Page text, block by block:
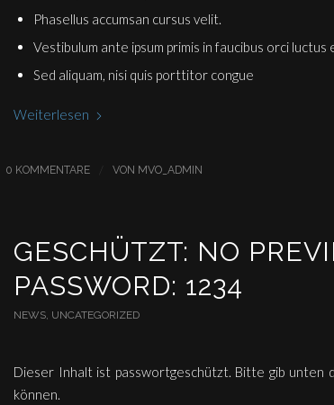
Phasellus accumsan cursus velit.
Vestibulum ante ipsum primis in faucibus orci
Sed aliquam, nisi quis porttitor congue
Weiterlesen
0 KOMMENTARE VON MVO_ADMIN
GESCHÜTZT: NO
PASSWORD: 1234
NEWS, UNCATEGORIZED
Dieser Inhalt ist passwortgeschützt. Bitte gib unten
können.